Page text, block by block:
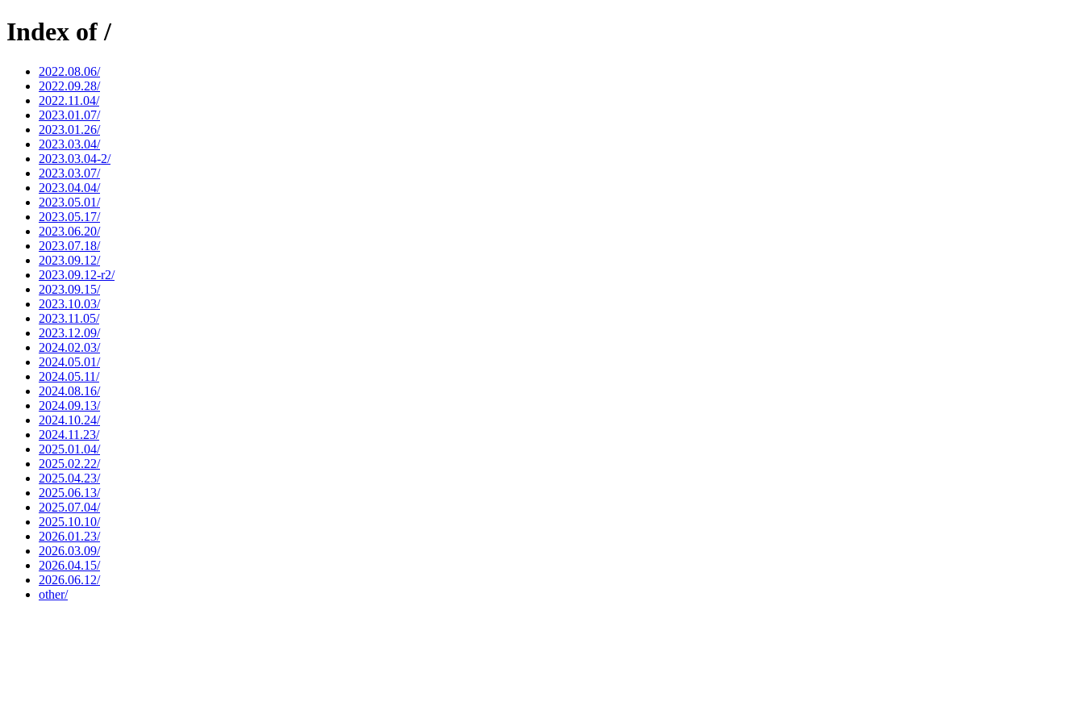
Index of /
2022.08.06/
2022.09.28/
2022.11.04/
2023.01.07/
2023.01.26/
2023.03.04/
2023.03.04-2/
2023.03.07/
2023.04.04/
2023.05.01/
2023.05.17/
2023.06.20/
2023.07.18/
2023.09.12/
2023.09.12-r2/
2023.09.15/
2023.10.03/
2023.11.05/
2023.12.09/
2024.02.03/
2024.05.01/
2024.05.11/
2024.08.16/
2024.09.13/
2024.10.24/
2024.11.23/
2025.01.04/
2025.02.22/
2025.04.23/
2025.06.13/
2025.07.04/
2025.10.10/
2026.01.23/
2026.03.09/
2026.04.15/
2026.06.12/
other/